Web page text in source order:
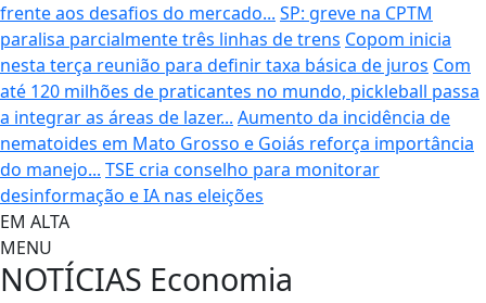
frente aos desafios do mercado... SP: greve na CPTM
paralisa parcialmente três linhas de trens Copom inicia
nesta terça reunião para definir taxa básica de juros Com
até 120 milhões de praticantes no mundo, pickleball passa
a integrar as áreas de lazer... Aumento da incidência de
nematoides em Mato Grosso e Goiás reforça importância
do manejo... TSE cria conselho para monitorar
desinformação e IA nas eleições
EM ALTA
MENU
NOTÍCIAS Economia